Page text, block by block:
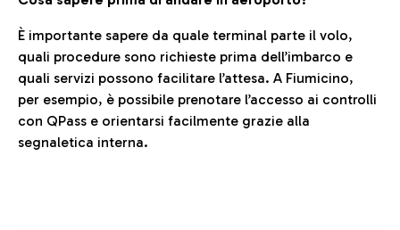
È importante sapere da quale terminal parte il volo,
quali procedure sono richieste prima dell’imbarco e
quali servizi possono facilitare l’attesa. A Fiumicino,
per esempio, è possibile prenotare l’accesso ai controlli
con QPass e orientarsi facilmente grazie alla
segnaletica interna.